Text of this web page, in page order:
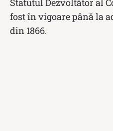
fost în vigoare până la
din 1866.